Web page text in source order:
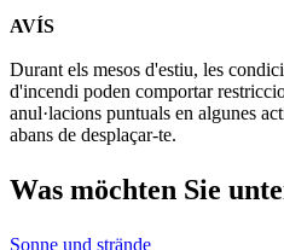
−
AVÍS
Durant els mesos d'estiu, les
d'incendi poden comportar
anul·lacions puntuals en algunes
abans de desplaçar-te.
Was möchten Sie
Sonne und strände